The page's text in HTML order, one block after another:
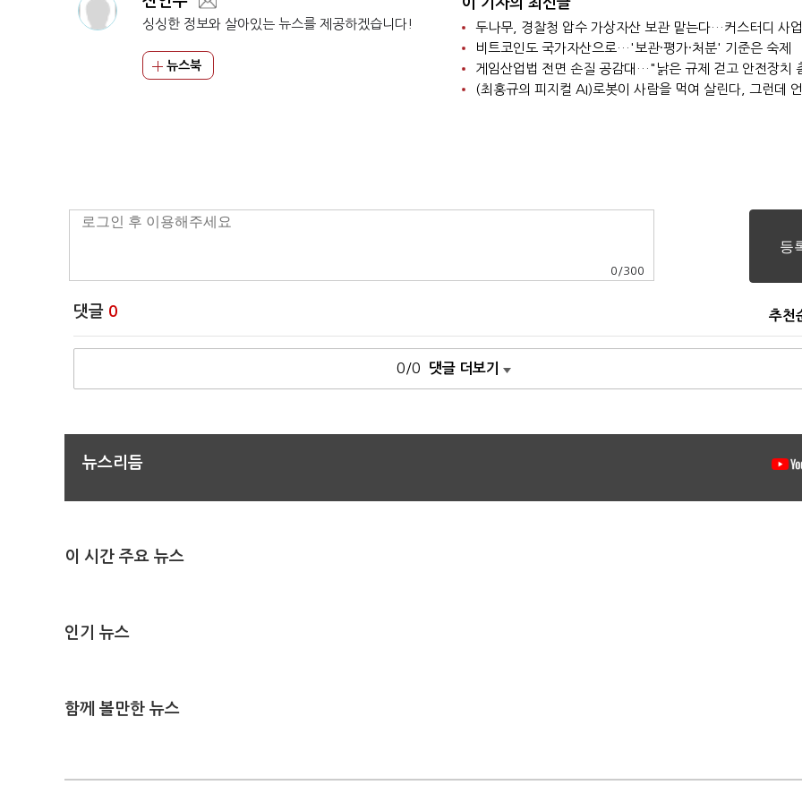
싱싱한 정보와 살아있는 뉴스를 제공하겠습니다!
뉴스북
이 기자의 최신글
비트코인도 국가자산으로…'보관·평가·처분' 기준은 숙제
0 /300
댓글 0 추천
0/0 댓글 더보기
뉴스리듬
이 시간 주요 뉴스
인기 뉴스
함께 볼만한 뉴스